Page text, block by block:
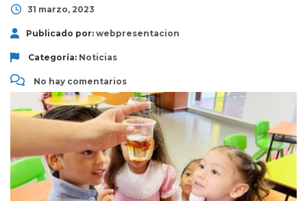
31 marzo, 2023
Publicado por: webpresentacion
Categoría: Noticias
No hay comentarios